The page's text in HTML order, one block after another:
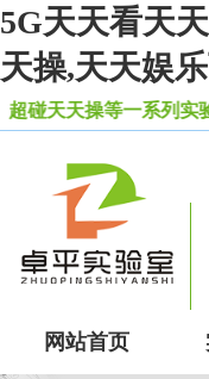
5G天天看天
天操,天天娱
操等一系列实验室设备
网站首页